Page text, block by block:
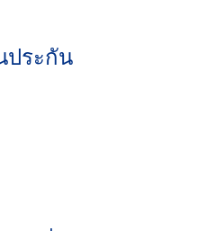
ประกัน